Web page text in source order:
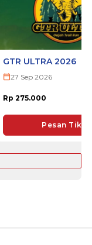
GTR ULTRA 2026
27 Sep 2026
Rp 275.000
Pesan Tiket